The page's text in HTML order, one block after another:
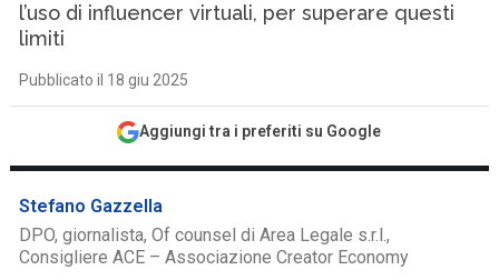
l’uso di influencer virtuali, per superare questi
limiti
Pubblicato il 18 giu 2025
Aggiungi tra i preferiti su Google
Stefano Gazzella
DPO, giornalista, Of counsel di Area Legale s.r.l.,
Consigliere ACE – Associazione Creator Economy